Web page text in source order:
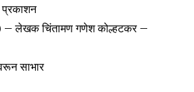
– लेखक चिंतामण गणेश कोल्हटकर –
साभार